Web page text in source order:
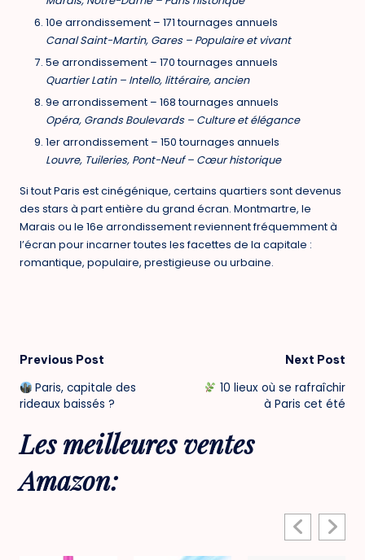
10e arrondissement – 171 tournages annuels
Canal Saint-Martin, Gares – Populaire et vivant
5e arrondissement – 170 tournages annuels
Quartier Latin – Intello, littéraire, ancien
9e arrondissement – 168 tournages annuels
Opéra, Grands Boulevards – Culture et élégance
1er arrondissement – 150 tournages annuels
Louvre, Tuileries, Pont-Neuf – Cœur historique
Si tout Paris est cinégénique, certains quartiers sont devenus
des stars à part entière du grand écran. Montmartre, le
Marais ou le 16e arrondissement reviennent fréquemment à
l’écran pour incarner toutes les facettes de la capitale :
romantique, populaire, prestigieuse ou urbaine.
Post
navigation
Previous Post
Paris, capitale des
rideaux baissés ?
Next Post
10 lieux où se rafraîchir
à Paris cet été
Les meilleures ventes
Amazon: